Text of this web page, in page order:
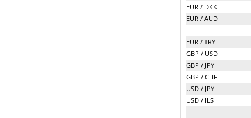
EUR / DKK
EUR / AUD
EUR / TRY
GBP / USD
GBP / JPY
GBP / CHF
USD / JPY
USD / ILS